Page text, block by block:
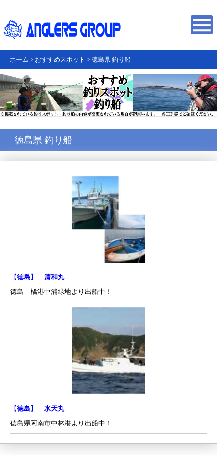
ホーム > おすすめスポット > 徳島県 釣り船
徳島県 釣り船
【徳島】 清和丸
徳島 橘港中浦緑地より出船中！
【徳島】 水天丸
徳島県阿南市中林港より出船中！